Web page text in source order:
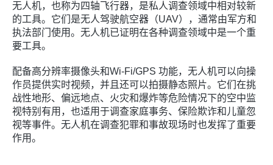
无人机，也称为四轴飞行器，是私人调查领域中相对较新
的工具。它们是无人驾驶航空器（UAV），通常由军方和
执法部门使用。无人机已证明在各种调查领域中是一个重
要工具。
配备高分辨率摄像头和Wi-Fi/GPS 功能，无人机可以向操
作员提供实时视频，并且还可以拍摄静态照片。它们在挑
战性地形、偏远地点、火灾和爆炸等危险情况下的空中监
视特别有用，也适用于调查家庭事务、保险欺诈和儿童忽
视等事件。无人机在调查犯罪和事故现场时也发挥了重要
作用。